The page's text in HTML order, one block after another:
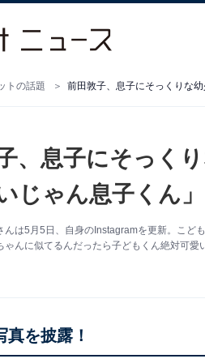
トの話題
、息子にそっく
じゃん息子くん
んは5月5日、自身のInstagramを更新。こど
ゃんに似てるんだったら子どもくん絶対可愛
真を披露！